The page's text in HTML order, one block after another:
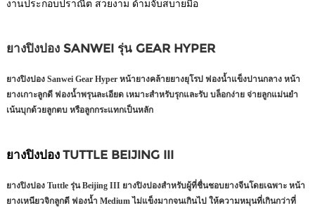
งานประกอบปราณีต สวยงาม ด้ามจับสบายมือ
ยางปิงปอง SANWEI รุ่น GEAR HYPER
ยางปิงปอง Sanwei Gear Hyper หน้ายางคล้ายยางยุโรป ฟองน้ำแข็งปานกลาง หน้า
ยางเกาะลูกดี ฟองน้ำพรุนละเอียด เหมาะสำหรับรุกและรับ บล็อกง่าย จ่ายลูกแม่นยำ
เน้นบุกด้วยลูกตบ หรือลูกกระแทกเป็นหลัก
ยางปิงปอง TUTTLE BEIJING III
ยางปิงปอง Tuttle รุ่น Beijing III ยางปิงปองสำหรับผู้ที่ชื่นชอบยางจีนโดยเฉพาะ หน้า
ยางเหนียวจิกลูกดี ฟองน้ำ Medium ไม่แข็งมากจนเกินไป ให้ความหมุนที่เกินกว่าที่